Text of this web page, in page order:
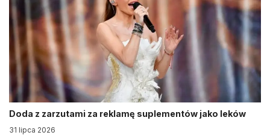
Doda z zarzutami za reklamę suplementów jako leków
31 lipca 2026